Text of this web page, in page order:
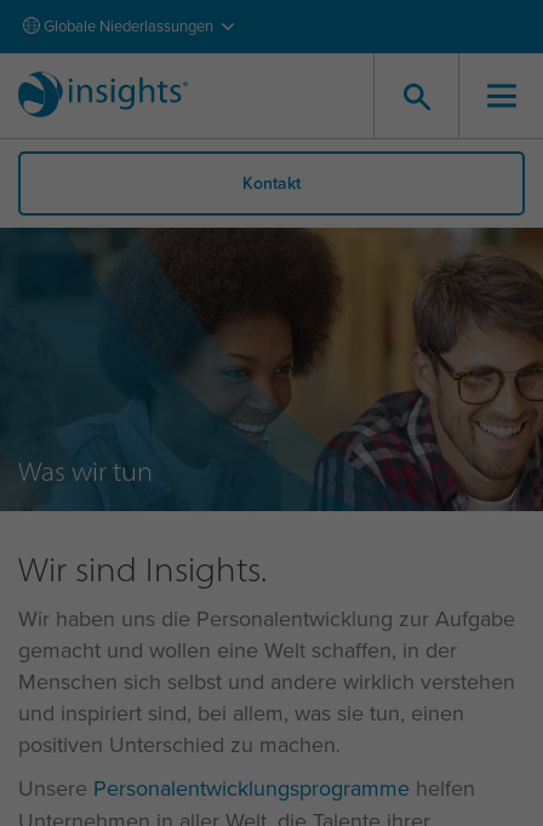
Globale Niederlassungen
Kontakt
Was wir tun
Wir sind Insights.
Wir haben uns die Personalentwicklung zur Aufgabe
gemacht und wollen eine Welt schaffen, in der
Menschen sich selbst und andere wirklich verstehen
und inspiriert sind, bei allem, was sie tun, einen
positiven Unterschied zu machen.
Unsere Personalentwicklungsprogramme helfen